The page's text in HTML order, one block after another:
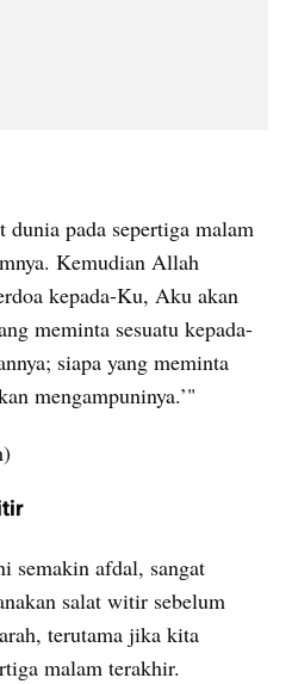
pada sepertiga malam
Kemudian Allah
kepada-Ku, Aku akan
meminta sesuatu kepada-
siapa yang meminta
mengampuninya.’"
semakin afdal, sangat
salat witir sebelum
terutama jika kita
malam terakhir.